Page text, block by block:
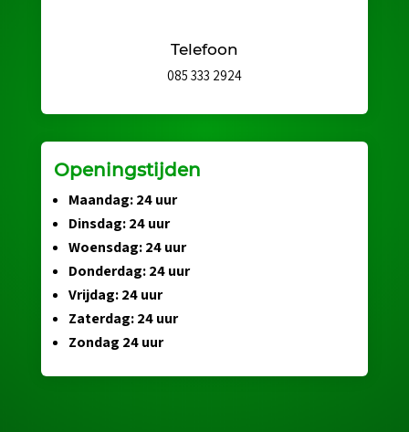
Telefoon
085 333 2924
Openingstijden
Maandag: 24 uur
Dinsdag: 24 uur
Woensdag: 24 uur
Donderdag: 24 uur
Vrijdag: 24 uur
Zaterdag: 24 uur
Zondag 24 uur